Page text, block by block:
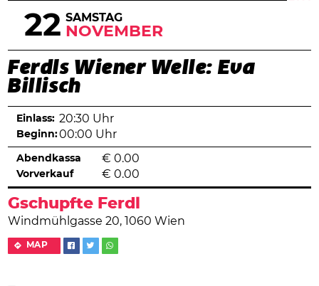
22 SAMSTAG
NOVEMBER
Ferdls Wiener Welle: Eva
Billisch
Gschupfte Ferdl
Windmühlgasse 20, 1060 Wien
MAP
Einlass: 20:30 Uhr
Beginn:00:00 Uhr
Abendkassa € 0.00
Vorverkauf € 0.00